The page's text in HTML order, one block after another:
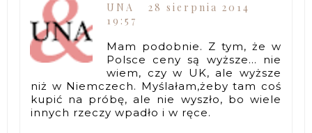
UNA
28 sierpnia 2014
19:57
Mam podobnie. Z tym, że w
Polsce ceny są wyższe... nie
wiem, czy w UK, ale wyższe
niż w Niemczech. Myślałam,żeby tam coś
kupić na próbę, ale nie wyszło, bo wiele
innych rzeczy wpadło i w ręce.